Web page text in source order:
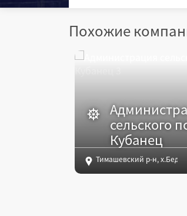
Похожие
сельского
Кубанец
Тимашевский р-н,